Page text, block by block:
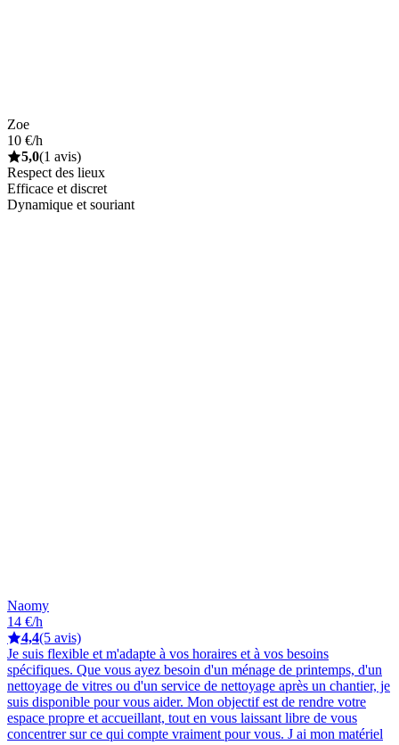
Zoe
10 €/h
5,0(1 avis)
Respect des lieux
Efficace et discret
Dynamique et souriant
Naomy
14 €/h
4,4(5 avis)
Je suis flexible et m'adapte à vos horaires et à vos besoins
spécifiques. Que vous ayez besoin d'un ménage de printemps, d'un
nettoyage de vitres ou d'un service de nettoyage après un chantier, je
suis disponible pour vous aider. Mon objectif est de rendre votre
espace propre et accueillant, tout en vous laissant libre de vous
concentrer sur ce qui compte vraiment pour vous. J ai mon matériel